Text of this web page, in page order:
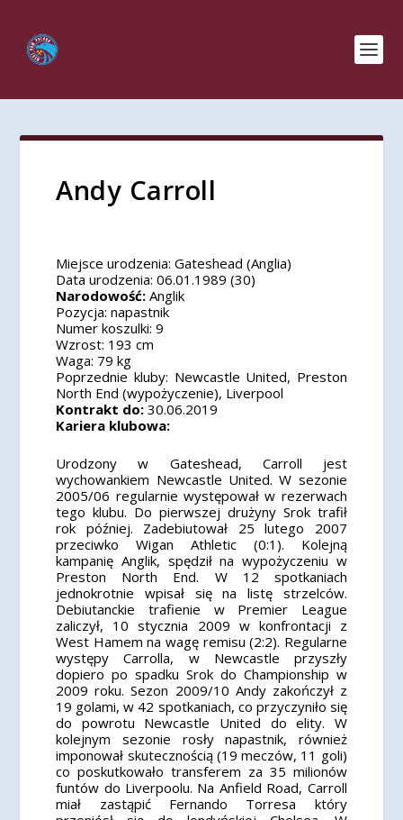
Andy Carroll
Miejsce urodzenia: Gateshead (Anglia)
Data urodzenia: 06.01.1989 (30)
Narodowość: Anglik
Pozycja: napastnik
Numer koszulki: 9
Wzrost: 193 cm
Waga: 79 kg
Poprzednie kluby: Newcastle United, Preston
North End (wypożyczenie), Liverpool
Kontrakt do: 30.06.2019
Kariera klubowa:
Urodzony w Gateshead, Carroll jest
wychowankiem Newcastle United. W sezonie
2005/06 regularnie występował w rezerwach
tego klubu. Do pierwszej drużyny Srok trafił
rok później. Zadebiutował 25 lutego 2007
przeciwko Wigan Athletic (0:1). Kolejną
kampanię Anglik, spędził na wypożyczeniu w
Preston North End. W 12 spotkaniach
jednokrotnie wpisał się na listę strzelców.
Debiutanckie trafienie w Premier League
zaliczył, 10 stycznia 2009 w konfrontacji z
West Hamem na wagę remisu (2:2). Regularne
występy Carrolla, w Newcastle przyszły
dopiero po spadku Srok do Championship w
2009 roku. Sezon 2009/10 Andy zakończył z
19 golami, w 42 spotkaniach, co przyczyniło się
do powrotu Newcastle United do elity. W
kolejnym sezonie rosły napastnik, również
imponował skutecznością (19 meczów, 11 goli)
co poskutkowało transferem za 35 milionów
funtów do Liverpoolu. Na Anfield Road, Carroll
miał zastąpić Fernando Torresa który